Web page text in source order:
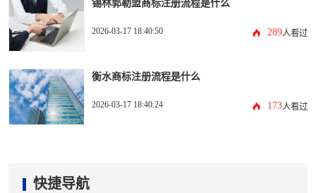
锡林郭勒盟商标注册流程是什么
2026-03-17 18:40:50 289人看过
衡水商标注册流程是什么
2026-03-17 18:40:24 173人看过
快捷导航